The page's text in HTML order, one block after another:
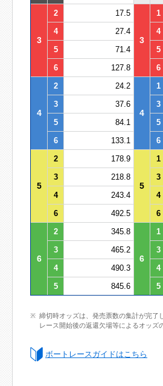
3
2 17.5
3
1
4
27.4 4
5
71.4 5
6
127.8 6
4
2 24.2
4
1
3
37.6 3
5
84.1 5
6
133.1 6
5
2 178.9
5
1
3
218.8 3
4
243.4 4
6
492.5 6
6
2 345.8
6
1
3
465.2 3
4
490.3 4
5
845.6 5
締切時オッズは、発売票数の集計が完了
レース開始後の返還欠場等によるオッズ
ボートレースガイドはこちら